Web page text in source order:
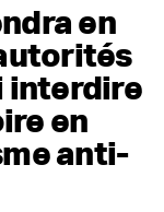
en
interdire
en
anti-